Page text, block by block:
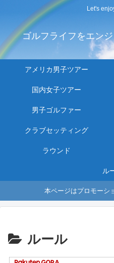
Let's
ゴルフライフをエン
アメリカ男子ツアー
国内女子ツアー
男子ゴルファー
クラブセッティング
ラウンド
ル
本ページはプロモーシ
ルール